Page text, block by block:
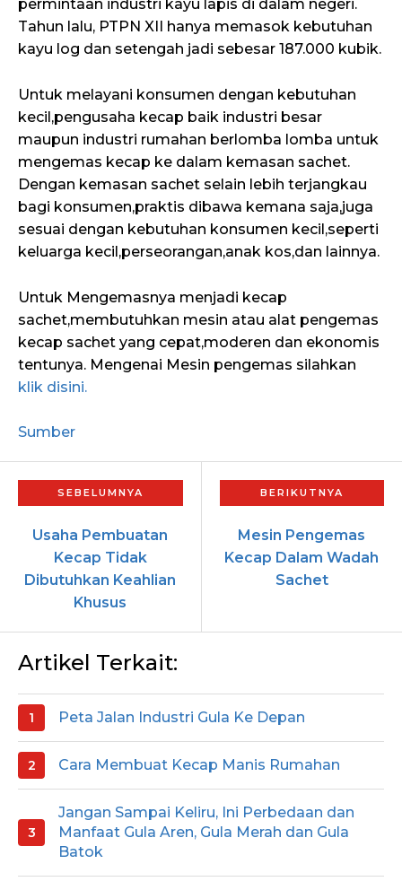
permintaan industri kayu lapis di dalam negeri.
Tahun lalu, PTPN XII hanya memasok kebutuhan
kayu log dan setengah jadi sebesar 187.000 kubik.
Untuk melayani konsumen dengan kebutuhan
kecil,pengusaha kecap baik industri besar
maupun industri rumahan berlomba lomba untuk
mengemas kecap ke dalam kemasan sachet.
Dengan kemasan sachet selain lebih terjangkau
bagi konsumen,praktis dibawa kemana saja,juga
sesuai dengan kebutuhan konsumen kecil,seperti
keluarga kecil,perseorangan,anak kos,dan lainnya.
Untuk Mengemasnya menjadi kecap
sachet,membutuhkan mesin atau alat pengemas
kecap sachet yang cepat,moderen dan ekonomis
tentunya. Mengenai Mesin pengemas silahkan
klik disini.
Sumber
Usaha Pembuatan
Kecap Tidak
Dibutuhkan Keahlian
Khusus
Mesin Pengemas
Kecap Dalam Wadah
Sachet
Artikel Terkait:
Peta Jalan Industri Gula Ke Depan
Cara Membuat Kecap Manis Rumahan
Jangan Sampai Keliru, Ini Perbedaan dan
Manfaat Gula Aren, Gula Merah dan Gula
Batok